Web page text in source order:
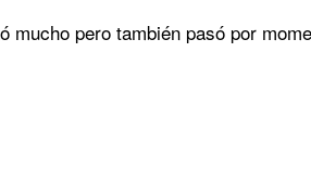
mucho pero también pasó por